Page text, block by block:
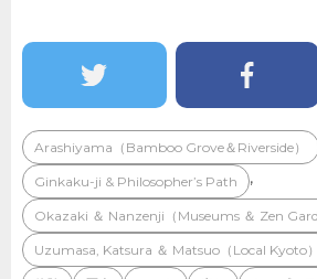
Arashiyama（Bamboo Grove＆Riverside）
Ginkaku-ji & Philosopher’s Path ,
Okazaki ＆ Nanzenji（Museums ＆ Zen
Uzumasa, Katsura ＆ Matsuo（Local Kyoto）